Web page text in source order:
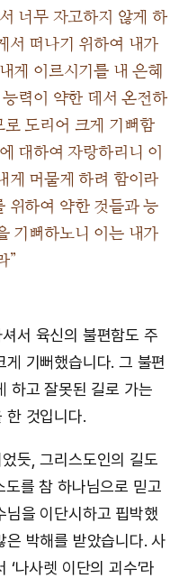
너무 자고하지 않게 하
서 떠나기 위하여 내가
게 이르시기를 내 은혜
력이 약한 데서 온전하
도리어 크게 기뻐함
대하여 자랑하리니 이
게 머물게 하려 함이라
위하여 약한 것들과 능
기뻐하노니 이는 내가
”
서 육신의 불편함도 주
기뻐했습니다. 그 불편
하고 잘못된 길로 가는
한 것입니다.
듯, 그리스도인의 길도
를 참 하나님으로 믿고
님을 이단시하고 핍박했
은 박해를 받았습니다. 사
나사렛 이단의 괴수’라